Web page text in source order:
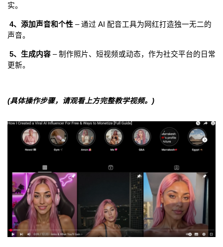
实。
4、添加声音和个性 – 通过 AI 配音工具为网红打造独一无二的
声音。
5、生成内容 – 制作照片、短视频或动态，作为社交平台的日常
更新。
(具体操作步骤，请观看上方完整教学视频。)